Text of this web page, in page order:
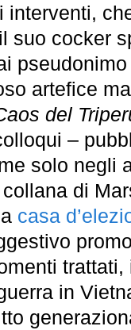
interventi,
suo cocker
artefice
del
–
solo negli
di
casa
in